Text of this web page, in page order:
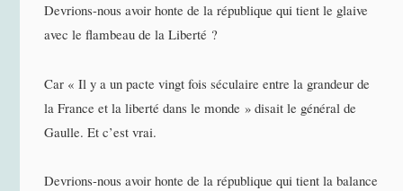
Devrions-nous avoir honte de la république qui tient le glaive
avec le flambeau de la Liberté ?
Car « Il y a un pacte vingt fois séculaire entre la grandeur de
la France et la liberté dans le monde » disait le général de
Gaulle. Et c’est vrai.
Devrions-nous avoir honte de la république qui tient la balance